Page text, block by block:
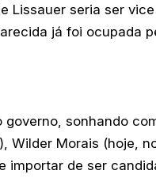
Lissauer seria ser
já foi ocupada
governo, sonhando
Wilder Morais (hoje,
importar de ser